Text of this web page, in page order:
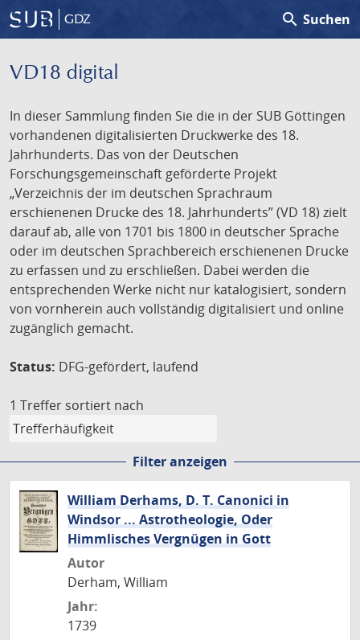
GDZ search Suchen
VD18 digital
In dieser Sammlung finden Sie die in der SUB Göttingen
vorhandenen digitalisierten Druckwerke des 18.
Jahrhunderts. Das von der Deutschen
Forschungsgemeinschaft geförderte Projekt
„Verzeichnis der im deutschen Sprachraum
erschienenen Drucke des 18. Jahrhunderts” (VD 18) zielt
darauf ab, alle von 1701 bis 1800 in deutscher Sprache
oder im deutschen Sprachbereich erschienenen Drucke
zu erfassen und zu erschließen. Dabei werden die
entsprechenden Werke nicht nur katalogisiert, sondern
von vornherein auch vollständig digitalisiert und online
zugänglich gemacht.
Status: DFG-gefördert, laufend
1 Treffer sortiert nach
Filter anzeigen
William Derhams, D. T. Canonici in
Windsor ... Astrotheologie, Oder
Himmlisches Vergnügen in Gott
Autor
Derham, William
Jahr:
1739